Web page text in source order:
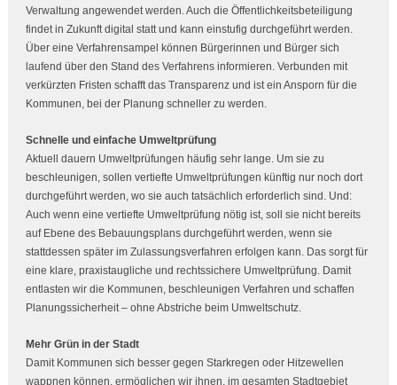
Verwaltung angewendet werden. Auch die Öffentlichkeitsbeteiligung
findet in Zukunft digital statt und kann einstufig durchgeführt werden.
Über eine Verfahrensampel können Bürgerinnen und Bürger sich
laufend über den Stand des Verfahrens informieren. Verbunden mit
verkürzten Fristen schafft das Transparenz und ist ein Ansporn für die
Kommunen, bei der Planung schneller zu werden.
Schnelle und einfache Umweltprüfung
Aktuell dauern Umweltprüfungen häufig sehr lange. Um sie zu
beschleunigen, sollen vertiefte Umweltprüfungen künftig nur noch dort
durchgeführt werden, wo sie auch tatsächlich erforderlich sind. Und:
Auch wenn eine vertiefte Umweltprüfung nötig ist, soll sie nicht bereits
auf Ebene des Bebauungsplans durchgeführt werden, wenn sie
stattdessen später im Zulassungsverfahren erfolgen kann. Das sorgt für
eine klare, praxistaugliche und rechtssichere Umweltprüfung. Damit
entlasten wir die Kommunen, beschleunigen Verfahren und schaffen
Planungssicherheit – ohne Abstriche beim Umweltschutz.
Mehr Grün in der Stadt
Damit Kommunen sich besser gegen Starkregen oder Hitzewellen
wappnen können, ermöglichen wir ihnen, im gesamten Stadtgebiet